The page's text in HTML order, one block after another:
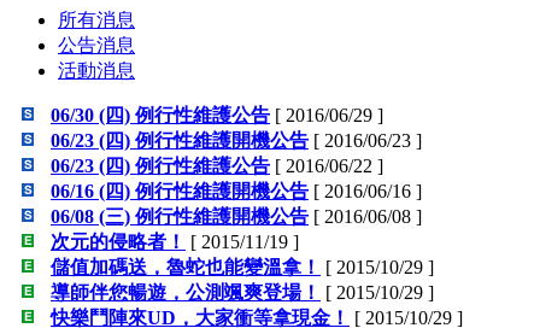
所有消息
公告消息
活動消息
06/30 (四) 例行性維護公告 [ 2016/06/29 ]
06/23 (四) 例行性維護開機公告 [ 2016/06/23 ]
06/23 (四) 例行性維護公告 [ 2016/06/22 ]
06/16 (四) 例行性維護開機公告 [ 2016/06/16 ]
06/08 (三) 例行性維護開機公告 [ 2016/06/08 ]
次元的侵略者！
[ 2015/11/19 ]
儲值加碼送，魯蛇也能變溫拿！
[ 2015/10/29 ]
導師伴您暢遊，公測颯爽登場！
[ 2015/10/29 ]
快樂鬥陣來UD，大家衝等拿現金！
[ 2015/10/29 ]